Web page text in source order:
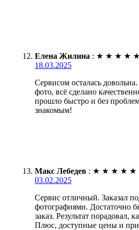
Елена Жилина : ★ ★ ★ ★ ★
18.03.2025
Сервисом осталась
фото, всё сделано
прошло быстро и без
знакомым!
Макс Лебедев : ★ ★ ★ ★ ★
03.02.2025
Сервис отличный. Заказал
фотографиями. Достаточно
заказ. Результат порадовал,
Плюс, доступные цены и